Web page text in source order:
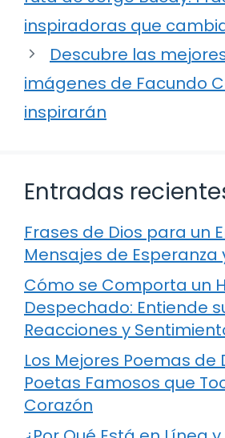
inspiradoras que
Descubre las
imágenes de Facundo
inspirarán
Entradas
Frases de Dios para un
Mensajes de Esperanza
Cómo se Comporta un
Despechado: Entiende
Reacciones y
Los Mejores Poemas de
Poetas Famosos que
Corazón